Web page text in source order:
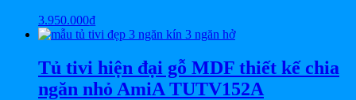
3.950.000₫
Tủ tivi hiện đại gỗ MDF thiết kế chia
ngăn nhỏ AmiA TUTV152A